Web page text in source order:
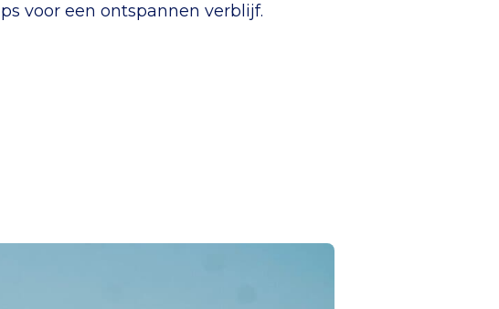
voor een ontspannen verblijf.